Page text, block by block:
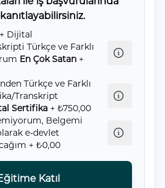
Dijital
Türkçe ve Farklı
En Çok Satan +
Türkçe ve Farklı
Transkript
Sertifika + ₺750,00
Belgemi
e-devlet
+ ₺0,00
Katıl